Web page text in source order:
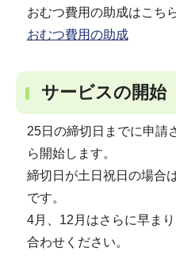
おむつ費用の助成はこち
おむつ費用の助成
サービスの開始
25日の締切日までに申請
ら開始します。
締切日が土日祝日の場合
です。
4月、12月はさらに早ま
合わせください。